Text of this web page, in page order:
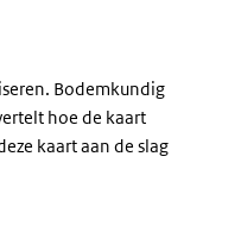
Bodemkundig
hoe de kaart
kaart aan de slag